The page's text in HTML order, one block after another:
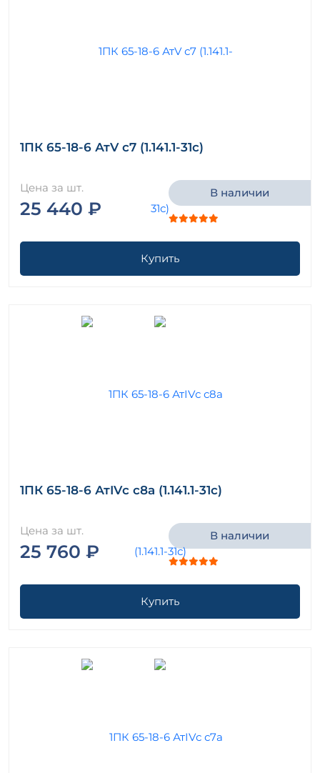
1ПК 65-18-6 АтV с7 (1.141.1-31с)
Цена за шт.
25 440 ₽
В наличии
Купить
1ПК 65-18-6 АтIVс с8а (1.141.1-31с)
Цена за шт.
25 760 ₽
В наличии
Купить